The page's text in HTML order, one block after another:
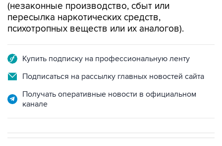
(незаконные производство, сбыт или
пересылка наркотических средств,
психотропных веществ или их аналогов).
Купить подписку на профессиональную ленту
Подписаться на рассылку главных новостей сайта
Получать оперативные новости в официальном
канале